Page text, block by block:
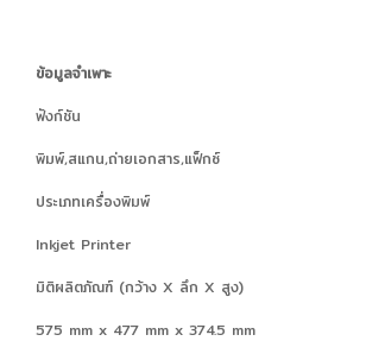
ข้อมูลจำเพาะ
ฟังก์ชัน
พิมพ์,สแกน,ถ่ายเอกสาร,แฟ็กซ์
ประเภทเครื่องพิมพ์
Inkjet Printer
มิติผลิตภัณฑ์ (กว้าง X ลึก X สูง)
575 mm x 477 mm x 374.5 mm